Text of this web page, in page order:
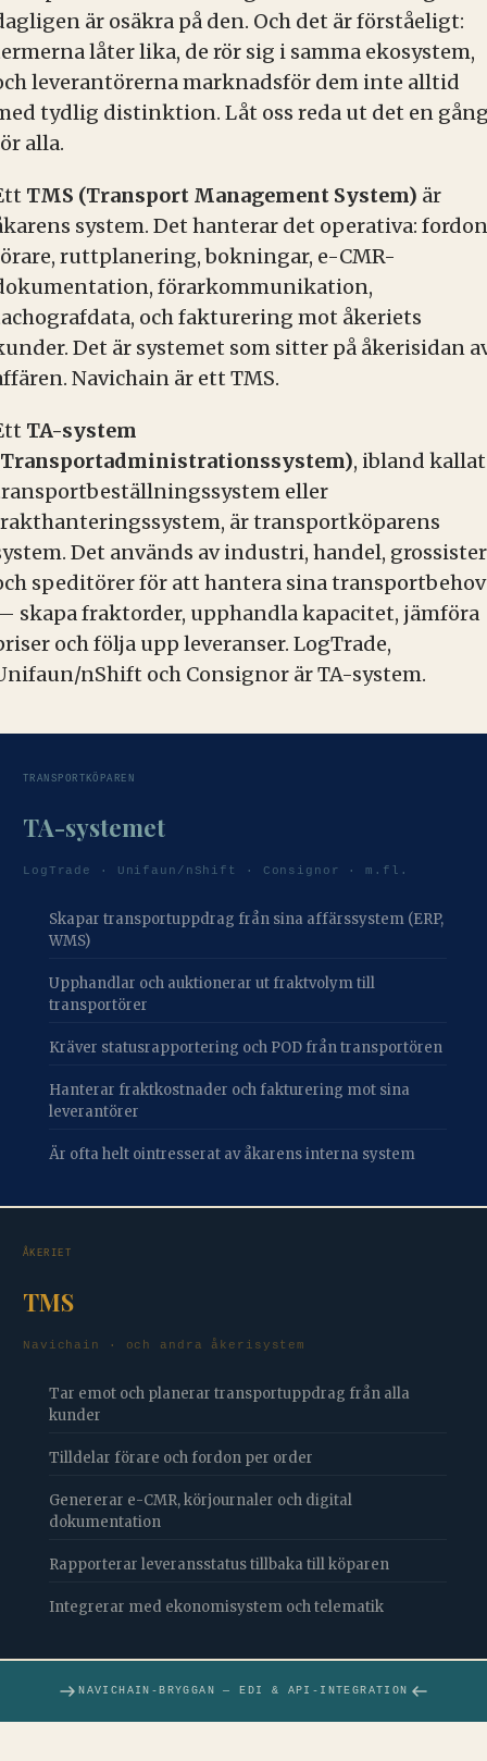
är osäkra på den. Och det är förståeligt:
låter lika, de rör sig i samma ekosystem,
leverantörerna marknadsför dem inte alltid
tydlig distinktion. Låt oss reda ut det en
alla.
TMS (Transport Management System) är
system. Det hanterar det operativa:
ruttplanering, bokningar, e-CMR-
förarkommunikation,
och fakturering mot åkeriets
Det är systemet som sitter på åkerisidan
Navichain är ett TMS.
TA-system
, ibland kallat
eller
är transportköparens
Det används av industri, handel, grossister
speditörer för att hantera sina transportbehov
skapa fraktorder, upphandla kapacitet, jämföra
och följa upp leveranser. LogTrade,
nShift och Consignor är TA-system.
TRANSPORTKÖPAREN
TA-systemet
LogTrade · Unifaun/nShift · Consignor · m.fl.
Skapar transportuppdrag från sina affärssystem (ERP,
WMS)
Upphandlar och auktionerar ut fraktvolym till
transportörer
Kräver statusrapportering och POD från transportören
Hanterar fraktkostnader och fakturering mot sina
leverantörer
Är ofta helt ointresserat av åkarens interna system
ÅKERIET
TMS
Navichain · och andra åkerisystem
Tar emot och planerar transportuppdrag från alla
kunder
Tilldelar förare och fordon per order
Genererar e-CMR, körjournaler och digital
dokumentation
Rapporterar leveransstatus tillbaka till köparen
Integrerar med ekonomisystem och telematik
NAVICHAIN-BRYGGAN — EDI & API-INTEGRATION